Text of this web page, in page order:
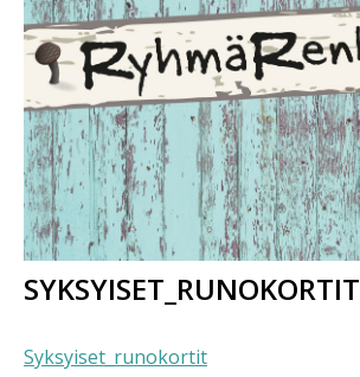
SYKSYISET_RUNOKORTIT
Syksyiset_runokortit